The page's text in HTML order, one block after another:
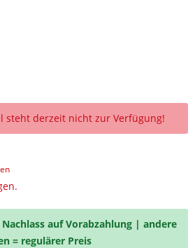
steht derzeit nicht zur Verfügung!
auf Vorabzahlung | andere
= regulärer Preis